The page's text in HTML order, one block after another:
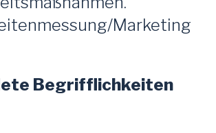
Marketing
Begrifflichkeiten